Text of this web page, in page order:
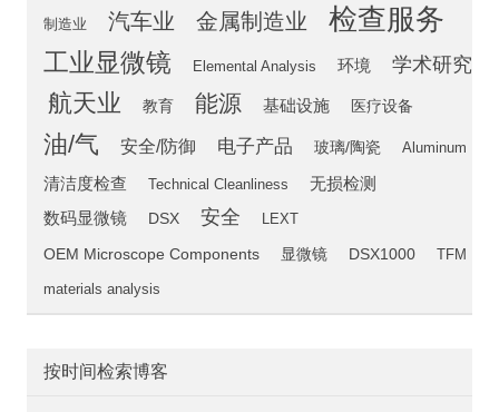
制造业 汽车业 金属制造业 检查服务
工业显微镜 Elemental Analysis 环境 学术研究
航天业 教育 能源 基础设施 医疗设备
油/气 安全/防御 电子产品 玻璃/陶瓷 Aluminum
清洁度检查 Technical Cleanliness 无损检测
数码显微镜 DSX 安全 LEXT
OEM Microscope Components 显微镜 DSX1000 TFM
materials analysis
按时间检索博客